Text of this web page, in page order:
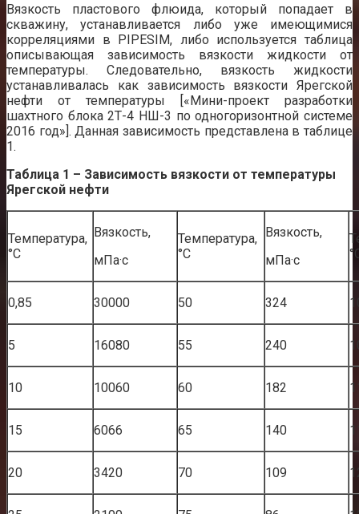
Вязкость пластового флюида, который попадает в
скважину, устанавливается либо уже имеющимися
корреляциями в PIPESIM, либо используется таблица
описывающая зависимость вязкости жидкости от
температуры. Следовательно, вязкость жидкости
устанавливалась как зависимость вязкости Ярегской
нефти от температуры [«Мини-проект разработки
шахтного блока 2Т-4 НШ-3 по одногоризонтной системе
2016 год»]. Данная зависимость представлена в таблице
1.
Таблица 1 – Зависимость вязкости от температуры
Ярегской нефти
Температура,
°C
Вязкость,
мПа·с
Температура,
°C
Вязкость,
мПа·с
0,85 30000 50 324
5 16080 55 240
10 10060 60 182
15 6066 65 140
20 3420 70 109